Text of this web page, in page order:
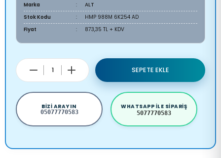
Marka
ALT
Stok Kodu
HMP 988M 6K254 AD
Fiyat
873,35 TL + KDV
SEPETE EKLE
BIZI ARAYIN
05077770583
WHATSAPP ILE SIPARIŞ
5077770583